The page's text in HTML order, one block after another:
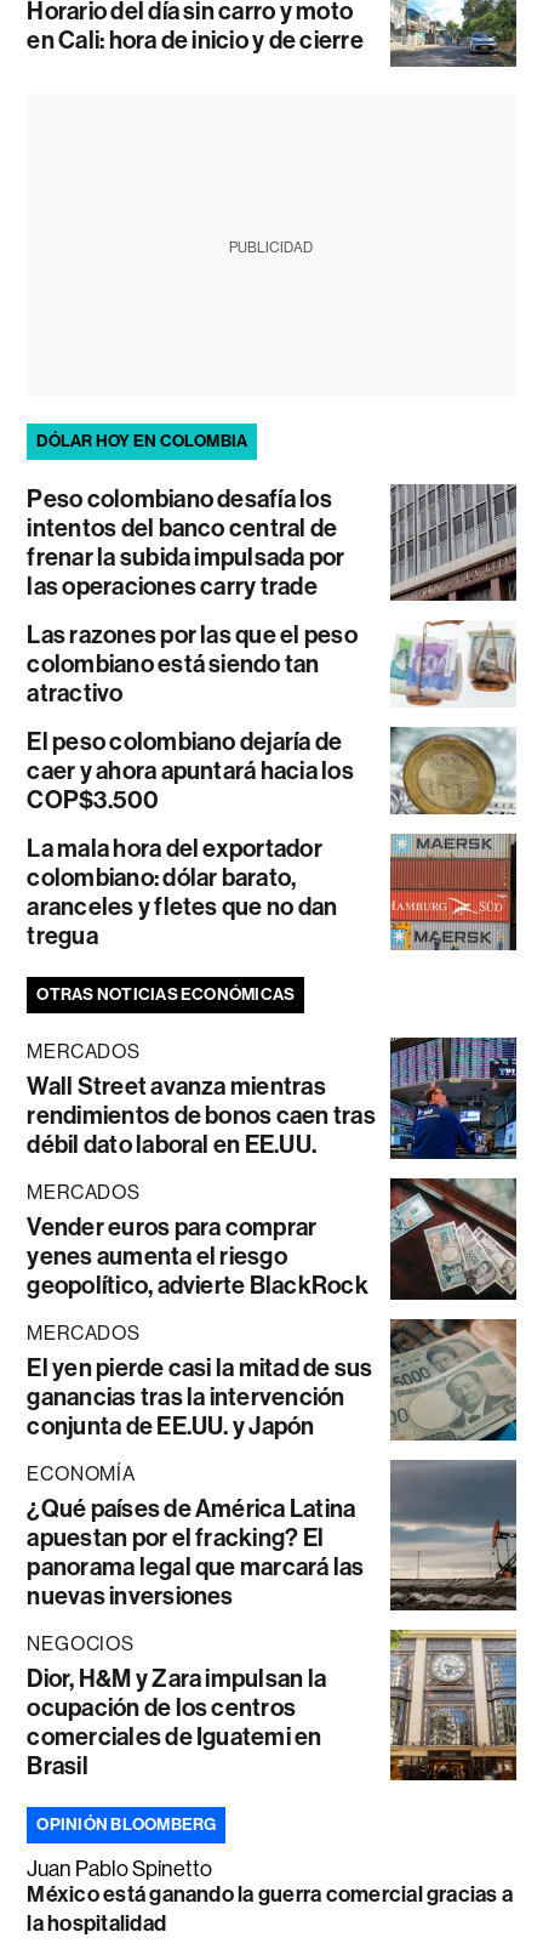
Horario del día sin carro y moto
en Cali: hora de inicio y de cierre
PUBLICIDAD
DÓLAR HOY EN COLOMBIA
Peso colombiano desafía los
intentos del banco central de
frenar la subida impulsada por
las operaciones carry trade
Las razones por las que el peso
colombiano está siendo tan
atractivo
El peso colombiano dejaría de
caer y ahora apuntará hacia los
COP$3.500
La mala hora del exportador
colombiano: dólar barato,
aranceles y fletes que no dan
tregua
OTRAS NOTICIAS ECONÓMICAS
MERCADOS
Wall Street avanza mientras
rendimientos de bonos caen tras
débil dato laboral en EE.UU.
MERCADOS
Vender euros para comprar
yenes aumenta el riesgo
geopolítico, advierte BlackRock
MERCADOS
El yen pierde casi la mitad de sus
ganancias tras la intervención
conjunta de EE.UU. y Japón
ECONOMÍA
¿Qué países de América Latina
apuestan por el fracking? El
panorama legal que marcará las
nuevas inversiones
NEGOCIOS
Dior, H&M y Zara impulsan la
ocupación de los centros
comerciales de Iguatemi en
Brasil
OPINIÓN BLOOMBERG
Juan Pablo Spinetto
México está ganando la guerra comercial gracias a
la hospitalidad